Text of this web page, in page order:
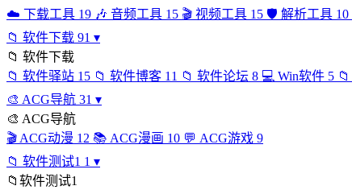
☁️ 下载工具 19 🎶 音频工具 15 🎬 视频工具 15 🛡️ 解析工具 10
📁 软件下载 91 ▾
📁 软件下载
📁 软件驿站 15 📁 软件博客 11 📁 软件论坛 8 💻 Win软件 5 📁
🎨 ACG导航 31 ▾
🎨 ACG导航
🎬 ACG动漫 12 📚 ACG漫画 10 💬 ACG游戏 9
📁 软件测试1 1 ▾
📁 软件测试1